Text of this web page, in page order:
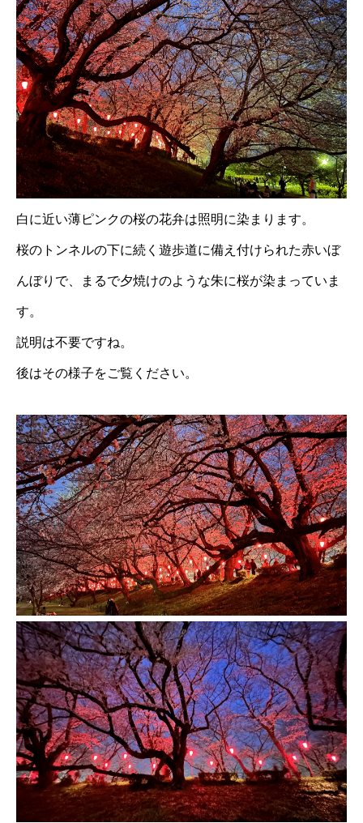
白に近い薄ピンクの桜の花弁は照明に染まります。
桜のトンネルの下に続く遊歩道に備え付けられた赤いぼ
んぼりで、まるで夕焼けのような朱に桜が染まっていま
す。
説明は不要ですね。
後はその様子をご覧ください。